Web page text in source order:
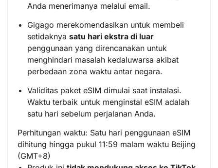
Anda menerimanya melalui email.
Gigago merekomendasikan untuk membeli
setidaknya satu hari ekstra di luar
penggunaan yang direncanakan untuk
menghindari masalah kedaluwarsa akibat
perbedaan zona waktu antar negara.
Validitas paket eSIM dimulai saat instalasi.
Waktu terbaik untuk menginstal eSIM adalah
satu hari sebelum perjalanan Anda.
Perhitungan waktu: Satu hari penggunaan eSIM
dihitung hingga pukul 11:59 malam waktu Beijing
(GMT+8)